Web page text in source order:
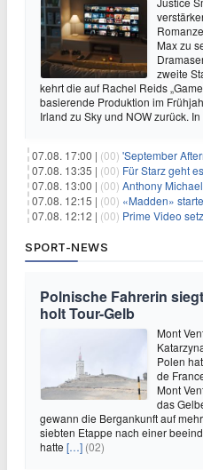
Max zu
zweite
kehrt die auf Rachel Reids
basierende Produktion im
Irland zu Sky und NOW zurück.
07.08. 17:00 | (00) 'September Afternoon'-
07.08. 13:35 | (00) Für Starz geht
07.08. 13:00 | (00) Anthony Michael Hall: John
07.08. 12:15 | (00) «Madden»
07.08. 12:12 | (00) Prime Video
SPORT-NEWS
Polnische Fahrerin
holt Tour-Gelb
Mont
Polen
de
Mont
das
gewann die Bergankunft auf
siebten Etappe nach einer
hatte […] (02)